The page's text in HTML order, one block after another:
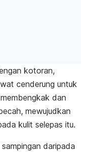
kotoran,
cenderung untuk
dan
mewujudkan
kulit selepas itu.
daripada